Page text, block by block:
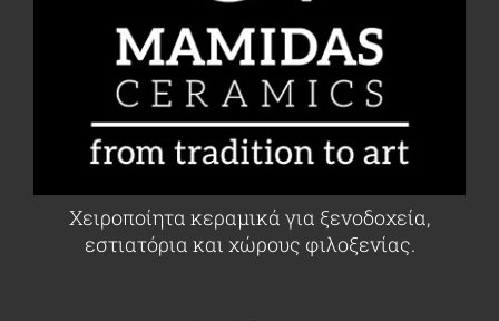
Χειροποίητα κεραμικά για ξενοδοχεία,
εστιατόρια και χώρους φιλοξενίας.